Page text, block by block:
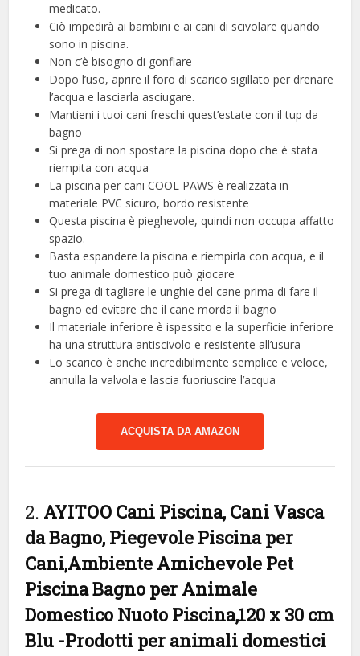
medicato.
Ciò impedirà ai bambini e ai cani di scivolare quando
sono in piscina.
Non c’è bisogno di gonfiare
Dopo l’uso, aprire il foro di scarico sigillato per drenare
l’acqua e lasciarla asciugare.
Mantieni i tuoi cani freschi quest’estate con il tup da
bagno
Si prega di non spostare la piscina dopo che è stata
riempita con acqua
La piscina per cani COOL PAWS è realizzata in
materiale PVC sicuro, bordo resistente
Questa piscina è pieghevole, quindi non occupa affatto
spazio.
Basta espandere la piscina e riempirla con acqua, e il
tuo animale domestico può giocare
Si prega di tagliare le unghie del cane prima di fare il
bagno ed evitare che il cane morda il bagno
Il materiale inferiore è ispessito e la superficie inferiore
ha una struttura antiscivolo e resistente all’usura
Lo scarico è anche incredibilmente semplice e veloce,
annulla la valvola e lascia fuoriuscire l’acqua
ACQUISTA DA AMAZON
2. AYITOO Cani Piscina, Cani Vasca
da Bagno, Piegevole Piscina per
Cani,Ambiente Amichevole Pet
Piscina Bagno per Animale
Domestico Nuoto Piscina,120 x 30 cm
Blu -Prodotti per animali domestici